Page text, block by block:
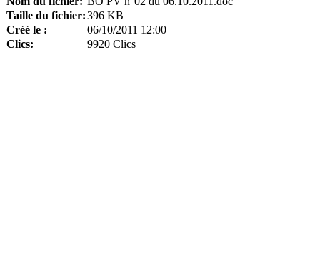
Taille du fichier:396 KB
Créé le :
06/10/2011 12:00
Clics:
9920 Clics